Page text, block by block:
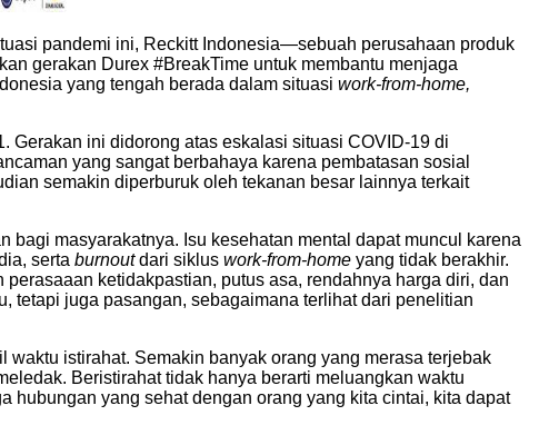
pandemi ini, Reckitt Indonesia—sebuah perusahaan produk
gerakan Durex #BreakTime untuk membantu menjaga
yang tengah berada dalam situasi work-from-home,
Gerakan ini didorong atas eskalasi situasi COVID-19 di
yang sangat berbahaya karena pembatasan sosial
semakin diperburuk oleh tekanan besar lainnya terkait
masyarakatnya. Isu kesehatan mental dapat muncul karena
serta burnoutdari siklus work-from-home yang tidak berakhir.
ketidakpastian, putus asa, rendahnya harga diri, dan
tetapi juga pasangan, sebagaimana terlihat dari penelitian
istirahat. Semakin banyak orang yang merasa terjebak
Beristirahat tidak hanya berarti meluangkan waktu
hubungan yang sehat dengan orang yang kita cintai, kita dapat